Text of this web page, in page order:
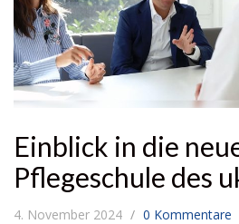
Einblick in die
Pflegeschule des
4. November 2024 0 Kommentare